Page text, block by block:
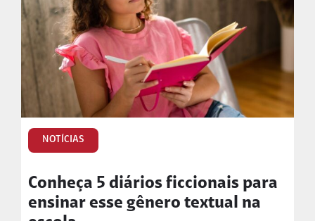
NOTÍCIAS
Conheça 5 diários ficcionais para
ensinar esse gênero textual na